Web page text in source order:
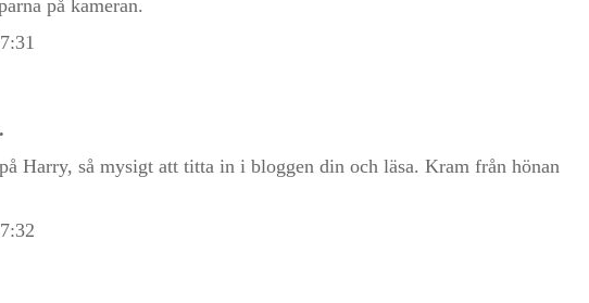
på kameran.
Harry, så mysigt att titta in i bloggen din och läsa. Kram från hönan